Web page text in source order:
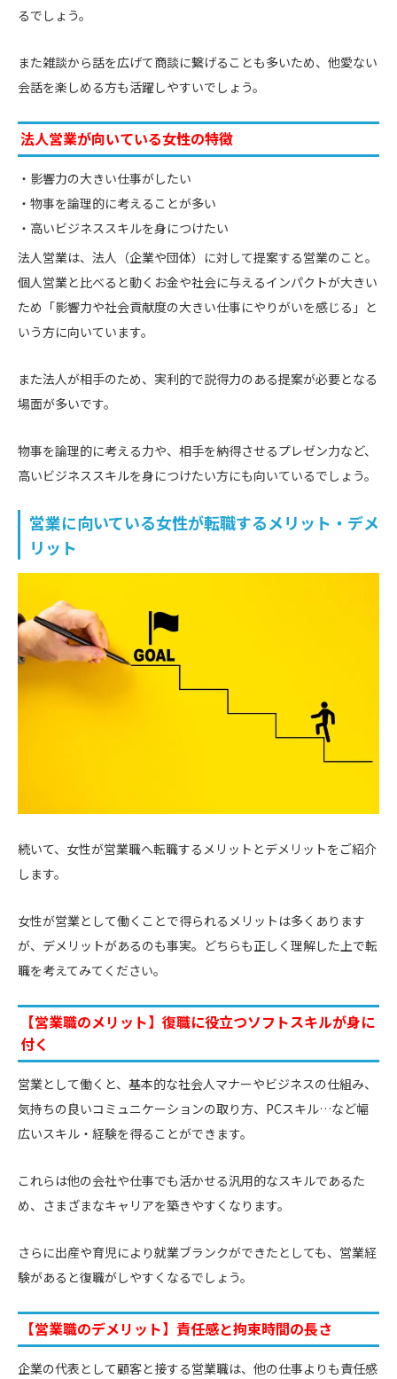
るでしょう。
また雑談から話を広げて商談に繋げることも多いため、他愛ない
会話を楽しめる方も活躍しやすいでしょう。
法人営業が向いている女性の特徴
影響力の大きい仕事がしたい
物事を論理的に考えることが多い
高いビジネススキルを身につけたい
法人営業は、法人（企業や団体）に対して提案する営業のこと。
個人営業と比べると動くお金や社会に与えるインパクトが大きい
ため「影響力や社会貢献度の大きい仕事にやりがいを感じる」と
いう方に向いています。
また法人が相手のため、実利的で説得力のある提案が必要となる
場面が多いです。
物事を論理的に考える力や、相手を納得させるプレゼン力など、
高いビジネススキルを身につけたい方にも向いているでしょう。
営業に向いている女性が転職するメリット・デメ
リット
続いて、女性が営業職へ転職するメリットとデメリットをご紹介
します。
女性が営業として働くことで得られるメリットは多くあります
が、デメリットがあるのも事実。どちらも正しく理解した上で転
職を考えてみてください。
【営業職のメリット】復職に役立つソフトスキルが身に
付く
営業として働くと、基本的な社会人マナーやビジネスの仕組み、
気持ちの良いコミュニケーションの取り方、PCスキル…など幅
広いスキル・経験を得ることができます。
これらは他の会社や仕事でも活かせる汎用的なスキルであるた
め、さまざまなキャリアを築きやすくなります。
さらに出産や育児により就業ブランクができたとしても、営業経
験があると復職がしやすくなるでしょう。
【営業職のデメリット】責任感と拘束時間の長さ
企業の代表として顧客と接する営業職は、他の仕事よりも責任感